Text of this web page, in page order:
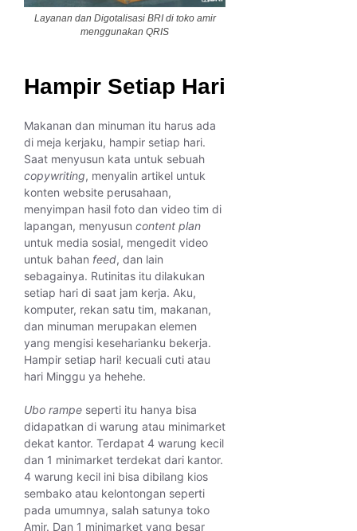
Layanan dan Digotalisasi BRI di toko amir
menggunakan QRIS
Hampir Setiap Hari
Makanan dan minuman itu harus ada
di meja kerjaku, hampir setiap hari.
Saat menyusun kata untuk sebuah
copywriting, menyalin artikel untuk
konten website perusahaan,
menyimpan hasil foto dan video tim di
lapangan, menyusun content plan
untuk media sosial, mengedit video
untuk bahan feed, dan lain
sebagainya. Rutinitas itu dilakukan
setiap hari di saat jam kerja. Aku,
komputer, rekan satu tim, makanan,
dan minuman merupakan elemen
yang mengisi keseharianku bekerja.
Hampir setiap hari! kecuali cuti atau
hari Minggu ya hehehe.
Ubo rampe seperti itu hanya bisa
didapatkan di warung atau minimarket
dekat kantor. Terdapat 4 warung kecil
dan 1 minimarket terdekat dari kantor.
4 warung kecil ini bisa dibilang kios
sembako atau kelontongan seperti
pada umumnya, salah satunya toko
Amir. Dan 1 minimarket yang besar